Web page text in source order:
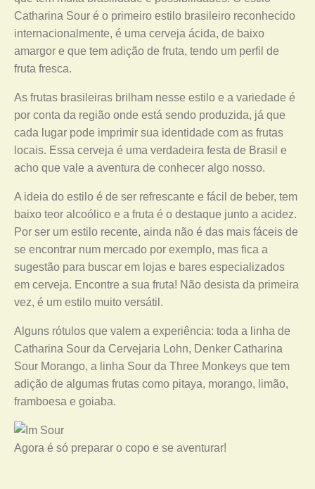
Catharina Sour é o primeiro estilo brasileiro reconhecido
internacionalmente, é uma cerveja ácida, de baixo
amargor e que tem adição de fruta, tendo um perfil de
fruta fresca.
As frutas brasileiras brilham nesse estilo e a variedade é
por conta da região onde está sendo produzida, já que
cada lugar pode imprimir sua identidade com as frutas
locais. Essa cerveja é uma verdadeira festa de Brasil e
acho que vale a aventura de conhecer algo nosso.
A ideia do estilo é de ser refrescante e fácil de beber, tem
baixo teor alcoólico e a fruta é o destaque junto a acidez.
Por ser um estilo recente, ainda não é das mais fáceis de
se encontrar num mercado por exemplo, mas fica a
sugestão para buscar em lojas e bares especializados
em cerveja. Encontre a sua fruta! Não desista da primeira
vez, é um estilo muito versátil.
Alguns rótulos que valem a experiência: toda a linha de
Catharina Sour da Cervejaria Lohn, Denker Catharina
Sour Morango, a linha Sour da Three Monkeys que tem
adição de algumas frutas como pitaya, morango, limão,
framboesa e goiaba.
Agora é só preparar o copo e se aventurar!